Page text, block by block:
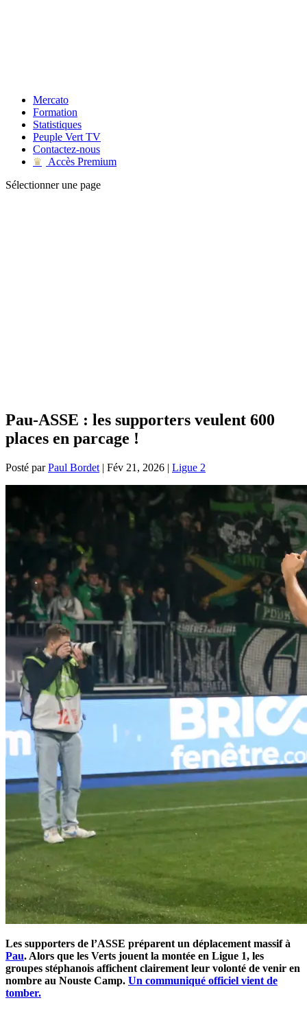
Mercato
Formation
Statistiques
Peuple Vert TV
Contactez-nous
♛
Accès Premium
Sélectionner une page
Pau-ASSE : les supporters veulent 600
places en parcage !
Posté parPaul Bordet | Fév 21, 2026 | Ligue 2
Les supporters de l’ASSE préparent un déplacement massif à
Pau. Alors que les Verts jouent la montée en Ligue 1, les
groupes stéphanois affichent clairement leur volonté de venir en
nombre au Nouste Camp. Un communiqué officiel vient de
tomber.